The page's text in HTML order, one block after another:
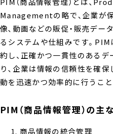
Managementの略で、企業が保
像、動画などの販促・販売デ
るシステムや仕組みです。
約し、正確かつ一貫性のある
り、企業は情報の信頼性を確
動を迅速かつ効率的に行うこと
PIM（商品情報管理）の主
商品情報の統合管理